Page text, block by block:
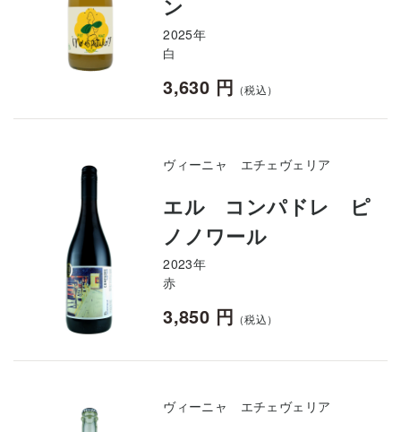
ン
2025年
白
3,630 円 （税込）
ヴィーニャ エチェヴェリア
エル コンパドレ ピ
ノノワール
2023年
赤
3,850 円 （税込）
ヴィーニャ エチェヴェリア